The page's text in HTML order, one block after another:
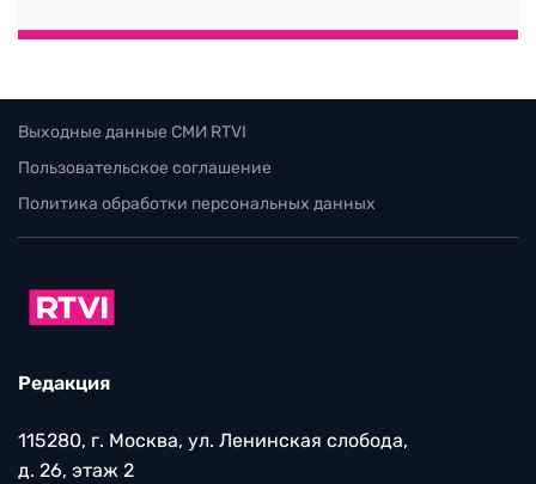
Выходные данные СМИ RTVI
Пользовательское соглашение
Политика обработки персональных данных
Редакция
115280, г. Москва, ул. Ленинская слобода,
д. 26, этаж 2